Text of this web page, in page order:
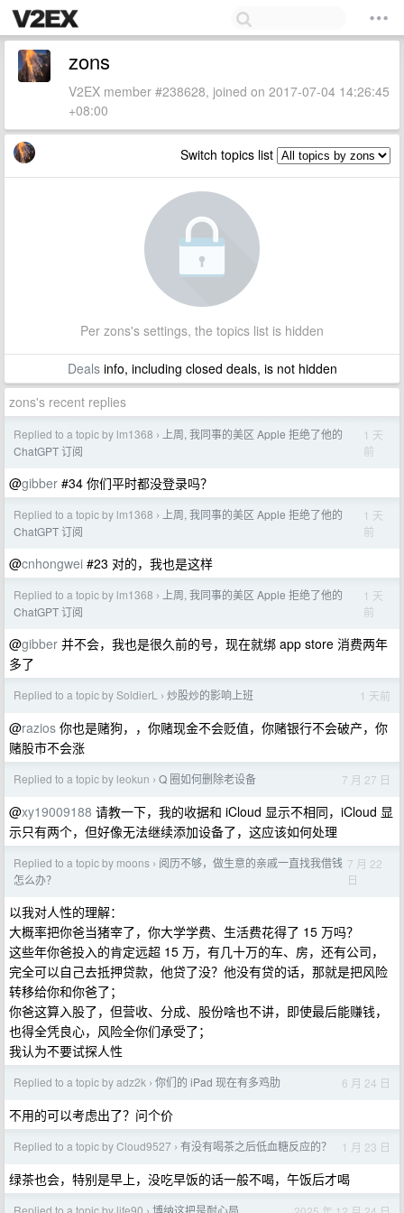
zons
V2EX member #238628, joined on 2017-07-04 14:26:45
+08:00
Switch topics list
Per zons's settings, the topics list is hidden
Dealsinfo, including closed deals, is not hidden
zons's recent replies
Replied to a topic by lm1368 ›
上周, 我同事的美区 Apple 拒绝了他的
ChatGPT 订阅
1 天
前
@gibber #34 你们平时都没登录吗？
Replied to a topic by lm1368 ›
上周, 我同事的美区 Apple 拒绝了他的
ChatGPT 订阅
1 天
前
@cnhongwei #23 对的，我也是这样
Replied to a topic by lm1368 ›
上周, 我同事的美区 Apple 拒绝了他的
ChatGPT 订阅
1 天
前
@gibber 并不会，我也是很久前的号，现在就绑 app store 消费两年
多了
Replied to a topic by SoldierL › 炒股炒的影响上班 1 天前
@razios 你也是赌狗，，你赌现金不会贬值，你赌银行不会破产，你
赌股市不会涨
Replied to a topic by leokun › Q 圈如何删除老设备 7 月 27 日
@xy19009188 请教一下，我的收据和 iCloud 显示不相同，iCloud 显
示只有两个，但好像无法继续添加设备了，这应该如何处理
Replied to a topic by moons › 阅历不够，做生意的亲戚一直找我借钱
怎么办？
7 月 22
日
以我对人性的理解：
大概率把你爸当猪宰了，你大学学费、生活费花得了 15 万吗？
这些年你爸投入的肯定远超 15 万，有几十万的车、房，还有公司，
完全可以自己去抵押贷款，他贷了没？他没有贷的话，那就是把风险
转移给你和你爸了；
你爸这算入股了，但营收、分成、股份啥也不讲，即使最后能赚钱，
也得全凭良心，风险全你们承受了；
我认为不要试探人性
Replied to a topic by adz2k › 你们的 iPad 现在有多鸡肋 6 月 24 日
不用的可以考虑出了？问个价
Replied to a topic by Cloud9527 › 有没有喝茶之后低血糖反应的？ 1 月 23 日
绿茶也会，特别是早上，没吃早饭的话一般不喝，午饭后才喝
Replied to a topic by life90 博纳这把是耐心局